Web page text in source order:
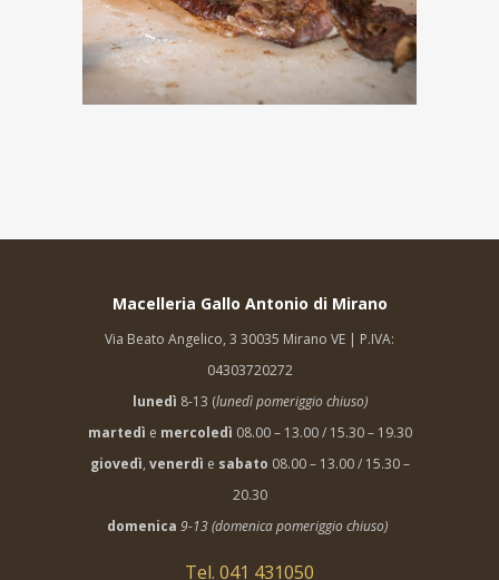
Macelleria Gallo Antonio di Mirano
Via Beato Angelico, 3 30035 Mirano VE | P.IVA:
04303720272
lunedì 8-13 (lunedì pomeriggio chiuso)
martedì e mercoledì 08.00 – 13.00 / 15.30 – 19.30
giovedì, venerdì e sabato 08.00 – 13.00 / 15.30 –
20.30
domenica 9-13 (domenica pomeriggio chiuso)
Tel. 041 431050